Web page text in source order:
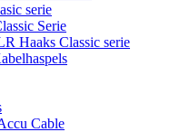
serie
Serie
Haaks Classic serie
Cable